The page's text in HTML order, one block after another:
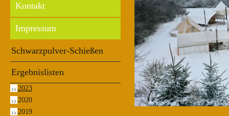
Kontakt
Impressum
Schwarzpulver-Schießen
Ergebnislisten
2023
2020
2019